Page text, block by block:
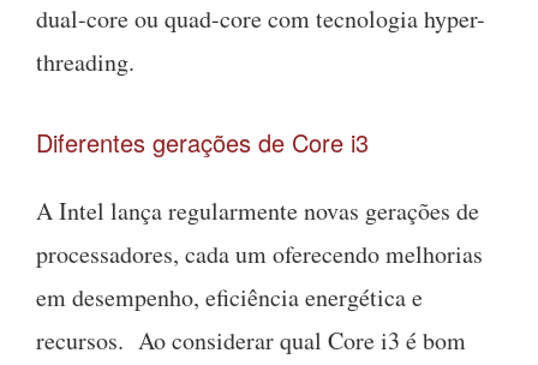
dual-core ou quad-core com tecnologia hyper-
threading.
Diferentes gerações de Core i3
A Intel lança regularmente novas gerações de
processadores, cada um oferecendo melhorias
em desempenho, eficiência energética e
recursos. Ao considerar qual Core i3 é bom